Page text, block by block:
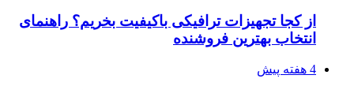
از کجا تجهیزات ترافیکی باکیفیت بخریم؟ راهنمای
انتخاب بهترین فروشنده
4 هفته پیش